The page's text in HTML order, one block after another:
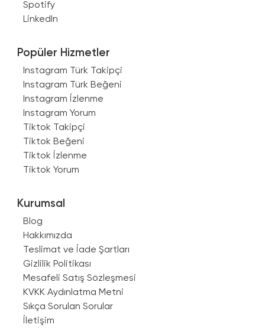
Spotify
LinkedIn
Popüler Hizmetler
Instagram Türk Takipçi
Instagram Türk Beğeni
Instagram İzlenme
Instagram Yorum
Tiktok Takipçi
Tiktok Beğeni
Tiktok İzlenme
Tiktok Yorum
Kurumsal
Blog
Hakkımızda
Teslimat ve İade Şartları
Gizlilik Politikası
Mesafeli Satış Sözleşmesi
KVKK Aydınlatma Metni
Sıkça Sorulan Sorular
İletişim